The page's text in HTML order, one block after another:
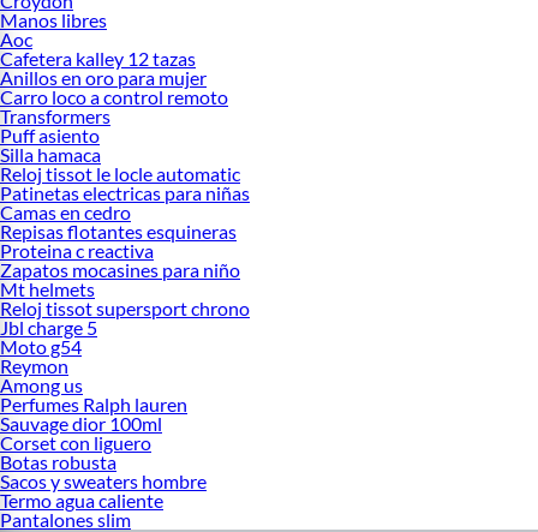
Manos libres
Aoc
Cafetera kalley 12 tazas
Anillos en oro para mujer
Carro loco a control remoto
Transformers
Puff asiento
Silla hamaca
Reloj tissot le locle automatic
Patinetas electricas para niñas
Camas en cedro
Repisas flotantes esquineras
Proteina c reactiva
Zapatos mocasines para niño
Mt helmets
Reloj tissot supersport chrono
Jbl charge 5
Moto g54
Reymon
Among us
Perfumes Ralph lauren
Sauvage dior 100ml
Corset con liguero
Botas robusta
Sacos y sweaters hombre
Termo agua caliente
Pantalones slim